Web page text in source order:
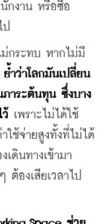
นักงาน หรือซื้อ
กระทบ หากไม่มี
ย้ำว่าโลกมันเปลี่ยน
ภาระต้นทุน ซึ่งบาง
ว้ เพราะไม่ได้ใช้
ใช้จ่ายสูงทั้งที่ไม่ได้
ดินทางเข้ามา
องเสียเวลาไป